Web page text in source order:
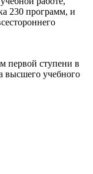
230 программ, и
первой ступени в
высшего учебного